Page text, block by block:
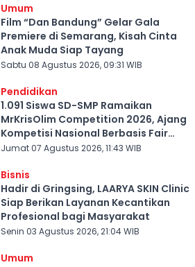
Umum
Film “Dan Bandung” Gelar Gala
Premiere di Semarang, Kisah Cinta
Anak Muda Siap Tayang
Sabtu 08 Agustus 2026, 09:31 WIB
Pendidikan
1.091 Siswa SD-SMP Ramaikan
MrKrisOlim Competition 2026, Ajang
Kompetisi Nasional Berbasis Fair
Play
Jumat 07 Agustus 2026, 11:43 WIB
Bisnis
Hadir di Gringsing, LAARYA SKIN Clinic
Siap Berikan Layanan Kecantikan
Profesional bagi Masyarakat
Senin 03 Agustus 2026, 21:04 WIB
Umum